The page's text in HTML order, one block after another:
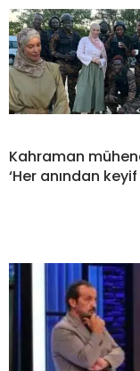
Kahraman
‘Her anından keyif